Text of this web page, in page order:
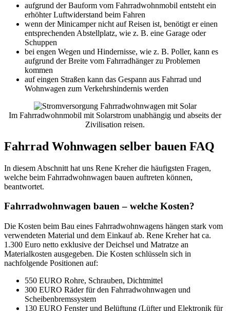
aufgrund der Bauform vom Fahrradwohnmobil entsteht ein
erhöhter Luftwiderstand beim Fahren
wenn der Minicamper nicht auf Reisen ist, benötigt er einen
entsprechenden Abstellplatz, wie z. B. eine Garage oder
Schuppen
bei engen Wegen und Hindernisse, wie z. B. Poller, kann es
aufgrund der Breite vom Fahrradhänger zu Problemen
kommen
auf eingen Straßen kann das Gespann aus Fahrrad und
Wohnwagen zum Verkehrshindernis werden
Im Fahrradwohnmobil mit Solarstrom unabhängig und abseits der
Zivilisation reisen.
Fahrrad Wohnwagen selber bauen FAQ
In diesem Abschnitt hat uns Rene Kreher die häufigsten Fragen,
welche beim Fahrradwohnwagen bauen auftreten können,
beantwortet.
Fahrradwohnwagen bauen – welche Kosten?
Die Kosten beim Bau eines Fahrradwohnwagens hängen stark vom
verwendeten Material und dem Einkauf ab. Rene Kreher hat ca.
1.300 Euro netto exklusive der Deichsel und Matratze an
Materialkosten ausgegeben. Die Kosten schlüsseln sich in
nachfolgende Positionen auf:
550 EURO Rohre, Schrauben, Dichtmittel
300 EURO Räder für den Fahrradwohnwagen und
Scheibenbremssystem
130 EURO Fenster und Belüftung (Lüfter und Elektronik für